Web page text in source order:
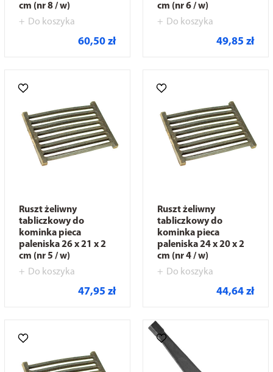
cm (nr 8 / w)
Do koszyka
60,50 zł
cm (nr 6 / w)
Do koszyka
49,85 zł
Ruszt żeliwny
tabliczkowy do
kominka pieca
paleniska 26 x 21 x 2
cm (nr 5 / w)
Do koszyka
47,95 zł
Ruszt żeliwny
tabliczkowy do
kominka pieca
paleniska 24 x 20 x 2
cm (nr 4 / w)
Do koszyka
44,64 zł